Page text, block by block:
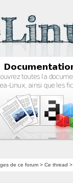
de ce forum> Ce thread >